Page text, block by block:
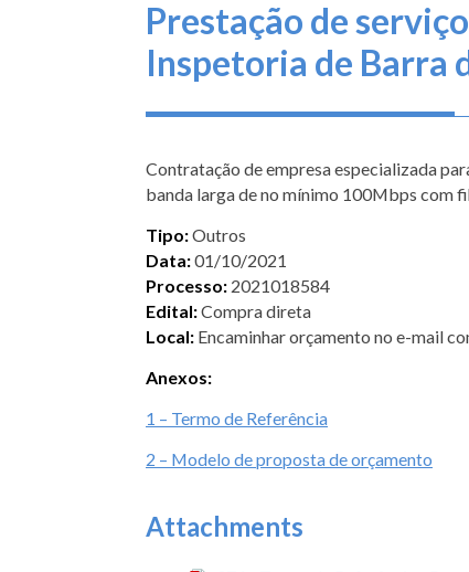
Prestação de
Inspetoria de Barra
Contratação de empresa especializada
banda larga de no mínimo 100Mbps com
Tipo:Outros
Data:01/10/2021
Processo: 2021018584
Edital:Compra direta
Local: Encaminhar orçamento no e-mail
Anexos:
1 – Termo de Referência
2 – Modelo de proposta de orçamento
Attachments